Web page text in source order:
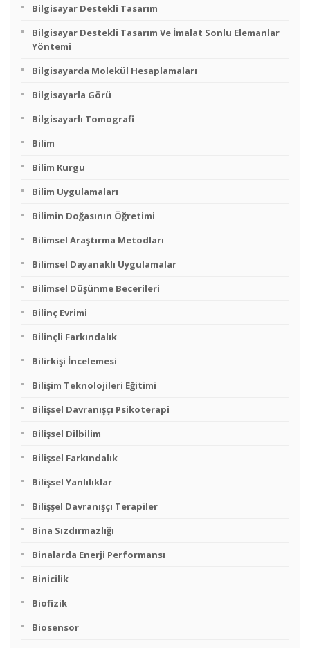
Bilgisayar Destekli Tasarım
Bilgisayar Destekli Tasarım Ve İmalat Sonlu Elemanlar
Yöntemi
Bilgisayarda Molekül Hesaplamaları
Bilgisayarla Görü
Bilgisayarlı Tomografi
Bilim
Bilim Kurgu
Bilim Uygulamaları
Bilimin Doğasının Öğretimi
Bilimsel Araştırma Metodları
Bilimsel Dayanaklı Uygulamalar
Bilimsel Düşünme Becerileri
Bilinç Evrimi
Bilinçli Farkındalık
Bilirkişi İncelemesi
Bilişim Teknolojileri Eğitimi
Bilişsel Davranışçı Psikoterapi
Bilişsel Dilbilim
Bilişsel Farkındalık
Bilişsel Yanlılıklar
Bilişşel Davranışçı Terapiler
Bina Sızdırmazlığı
Binalarda Enerji Performansı
Binicilik
Biofizik
Biosensor